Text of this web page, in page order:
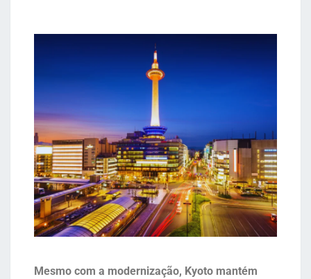
Mesmo com a modernização, Kyoto mantém